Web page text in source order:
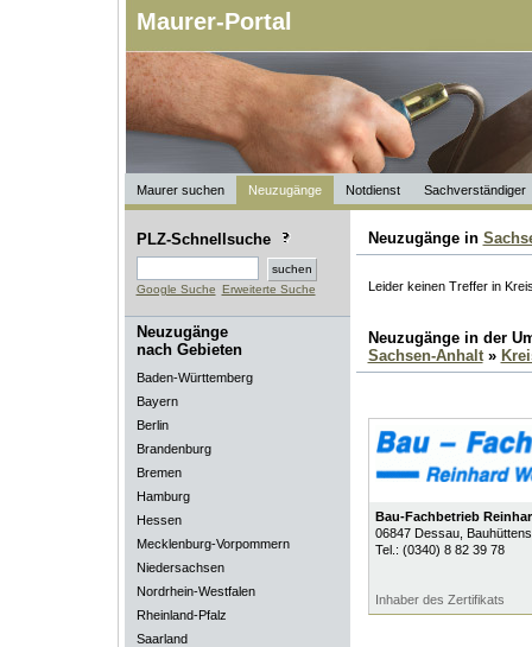
Maurer-Portal
Maurer suchen Neuzugänge Notdienst Sachverständiger
PLZ-Schnellsuche
Google Suche Erweiterte Suche
Neuzugänge
nach Gebieten
Baden-Württemberg
Bayern
Berlin
Brandenburg
Bremen
Hamburg
Hessen
Mecklenburg-Vorpommern
Niedersachsen
Nordrhein-Westfalen
Rheinland-Pfalz
Saarland
Neuzugänge in
Leider keinen Treffer in
Neuzugänge in der
Sachsen-Anhalt»
Bau-Fachbetrieb
06847 Dessau,
Tel.: (0340) 8 82 39 78
Inhaber des Zertifikats